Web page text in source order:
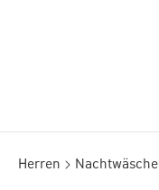
Herren Nachtwäsche